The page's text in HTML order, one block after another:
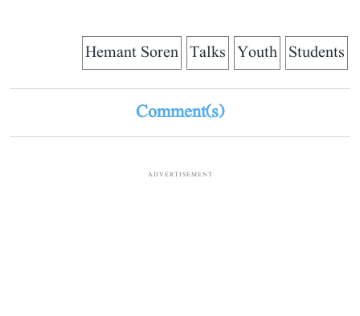
Students
Youth
Talks
Hemant Soren
Comment(s)
ADVERTISEMENT